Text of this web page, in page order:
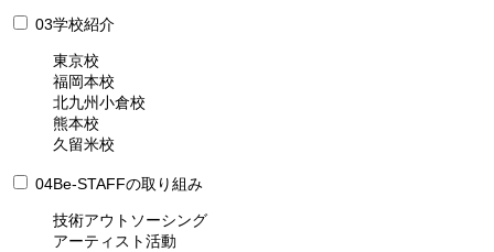
03学校紹介
東京校
福岡本校
北九州小倉校
熊本校
久留米校
04Be-STAFFの取り組み
技術アウトソーシング
アーティスト活動